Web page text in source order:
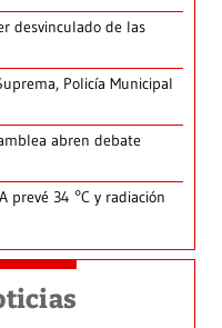
desvinculado de las
Policía Municipal
abren debate
prevé 34 °C y radiación